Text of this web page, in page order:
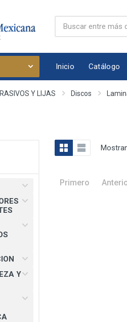
E
Y
Y
Inicio Catálogo
Y LIJAS Discos
Y
Primero